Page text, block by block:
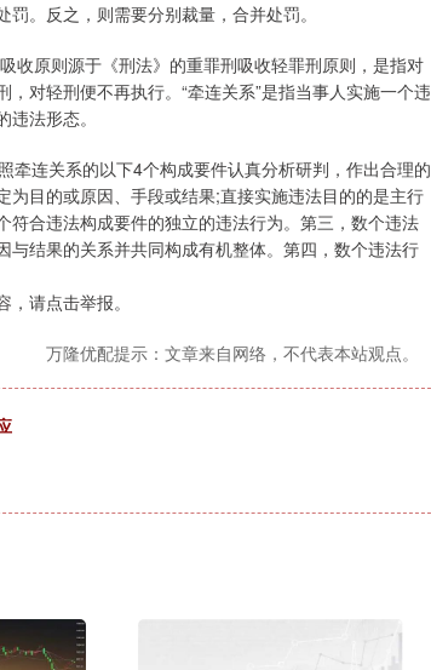
。反之，则需要分别裁量，合并处罚。
收原则源于《刑法》的重罪刑吸收轻罪刑原则，是指对
对轻刑便不再执行。“牵连关系”是指当事人实施一个违
法形态。
连关系的以下4个构成要件认真分析研判，作出合理的
目的或原因、手段或结果;直接实施违法目的的是主行
合违法构成要件的独立的违法行为。第三，数个违法
结果的关系并共同构成有机整体。第四，数个违法行
请点击举报。
万隆优配提示：文章来自网络，不代表本站观点。